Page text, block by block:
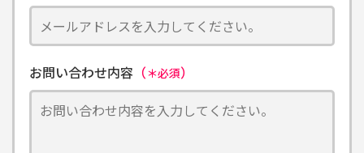
お問い合わせ内容 （＊必須）